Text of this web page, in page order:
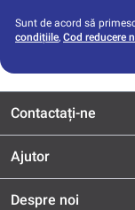
Sunt de acord să
condițiile, Cod reducere
Contactați-ne
Ajutor
Despre noi